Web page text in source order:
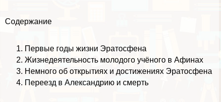
Содержание
Первые годы жизни Эратосфена
Жизнедеятельность молодого учёного в Афинах
Немного об открытиях и достижениях Эратосфена
Переезд в Александрию и cмepть